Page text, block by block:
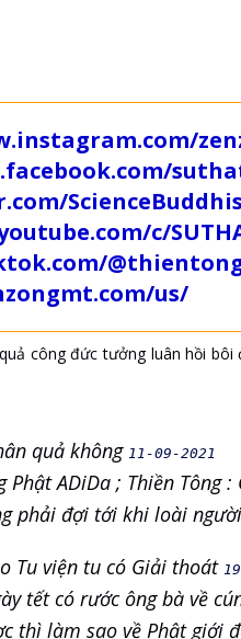
c/
us/
công đức tưởng luân hồi bôi
quả không 11-09-2021
ADiDa ; Thiền Tông :
phải đợi tới khi loài
Tu viện tu có Giải thoát
tết có rước ông bà về
thì làm sao về Phật giới